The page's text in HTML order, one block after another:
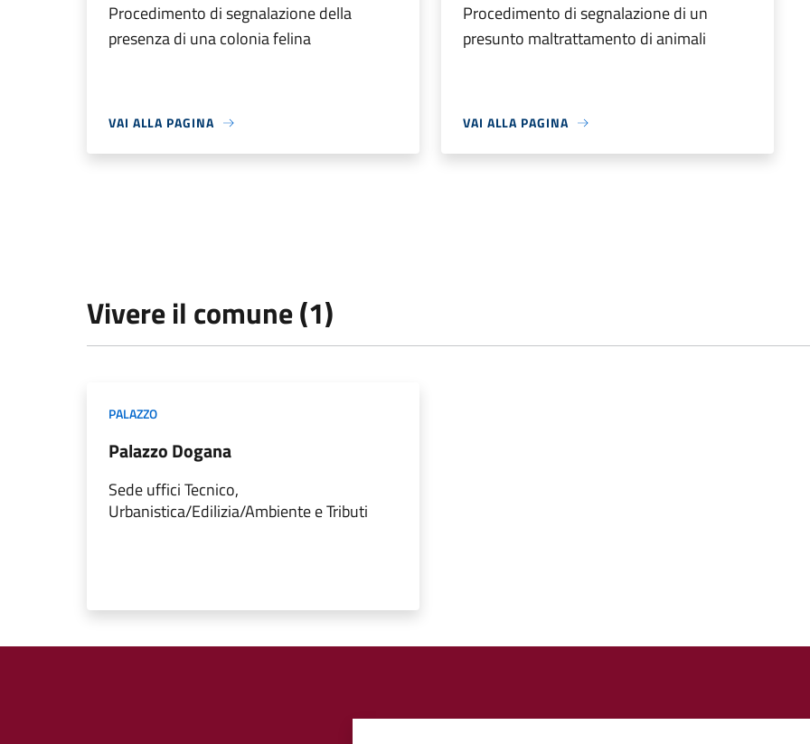
Procedimento di segnalazione della
presenza di una colonia felina
VAI ALLA PAGINA
Procedimento di segnalazione di un
presunto maltrattamento di animali
VAI ALLA PAGINA
Vivere il comune (1)
PALAZZO
Palazzo Dogana
Sede uffici Tecnico,
Urbanistica/Edilizia/Ambiente e Tributi